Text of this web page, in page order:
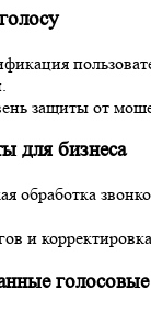
защиты от
для бизнеса
обработка
и